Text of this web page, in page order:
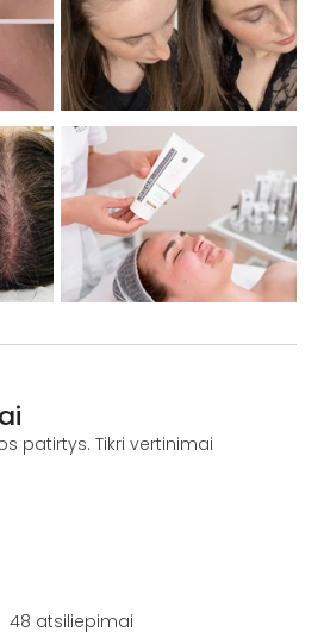
patirtys. Tikri vertinimai
48 atsiliepimai